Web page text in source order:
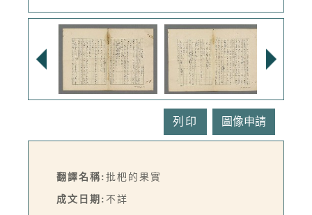
列印
翻譯名稱: 批杷的果實
成文日期: 不詳